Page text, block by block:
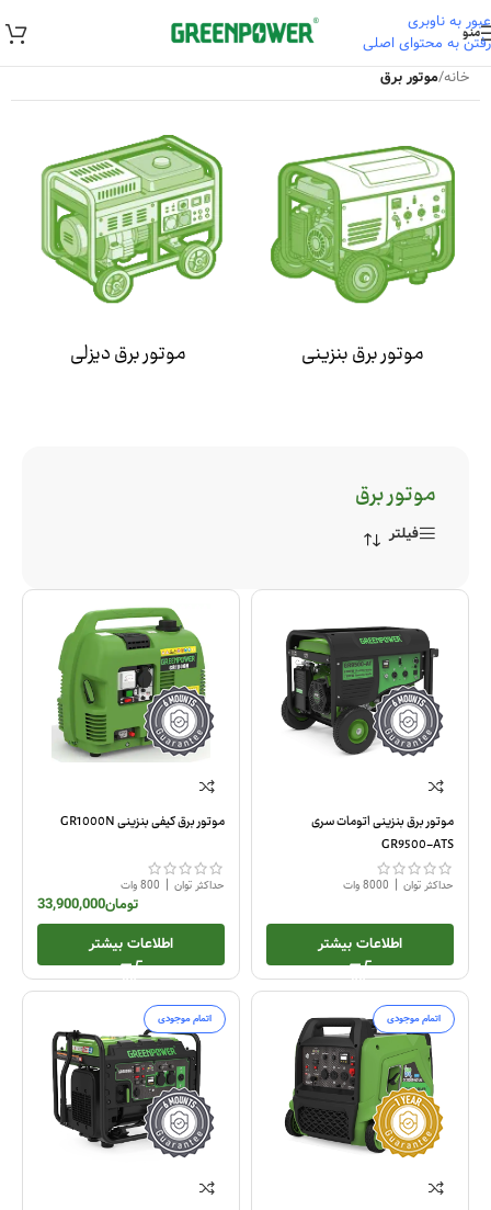
عبور به ناوبری
رفتن به محتوای اصلی
منو
خانه/موتور برق
موتور برق بنزینی موتور برق دیزلی
موتور برق
فیلتر
موتور برق بنزینی اتومات سری
GR9500-ATS
حداکثر توان | 8000 وات
اطلاعات بیشتر
موتور برق کیفی بنزینی GR1000N
حداکثر توان | 800 وات
تومان33,900,000
اطلاعات بیشتر
اتمام موجودی اتمام موجودی